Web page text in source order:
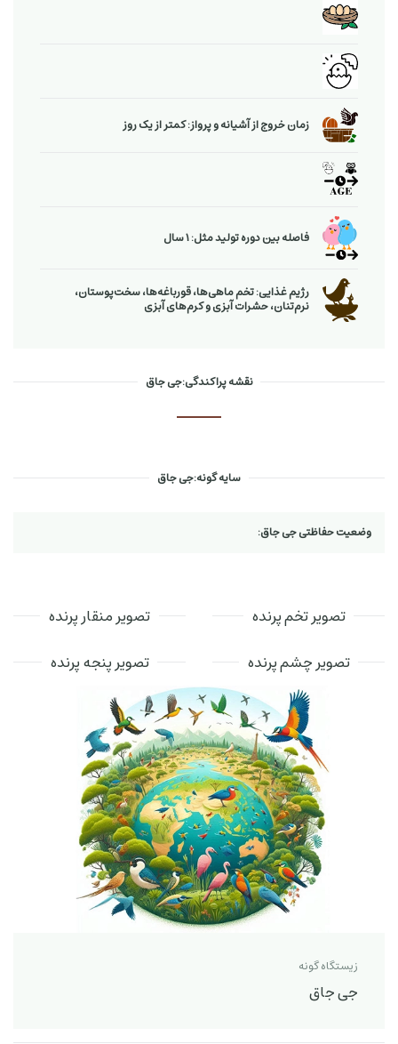
زمان خروج از آشیانه و پرواز: کمتر از یک روز
فاصله بین دوره تولید مثل: 1 سال
رژیم غذایی: تخم ماهی‌ها، قورباغه‌ها، سخت‌پوستان،
نرم‌تنان، حشرات آبزی و كرم‌های آبزی
نقشه پراکندگی:جی جاق
سایه گونه:جی جاق
وضعیت حفاظتی جی جاق:
تصویر تخم پرنده
تصویر منقار پرنده
تصویر چشم پرنده
تصویر پنجه پرنده
زیستگاه گونه
جی جاق